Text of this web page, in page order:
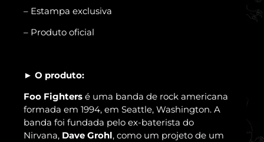
– Estampa exclusiva
– Produto oficial
► O produto:
Foo Fighters é uma banda de rock americana
formada em 1994, em Seattle, Washington. A
banda foi fundada pelo ex-baterista do
Nirvana, Dave Grohl, como um projeto de um